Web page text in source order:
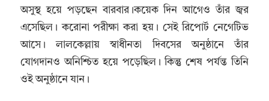
অসুস্থ হয়ে পড়ছেন বারবার।কয়েক দিন আগেও তাঁর জ্বর
এসেছিল। করোনা পরীক্ষা করা হয়। সেই রিপোর্ট নেগেটিভ
আসে। লালকেল্লায় স্বাধীনতা দিবসের অনুষ্ঠানে তাঁর
যোগদানও অনিশ্চিত হয়ে পড়েছিল। কিন্তু শেষ পর্যন্ত তিনি
ওই অনুষ্ঠানে যান।